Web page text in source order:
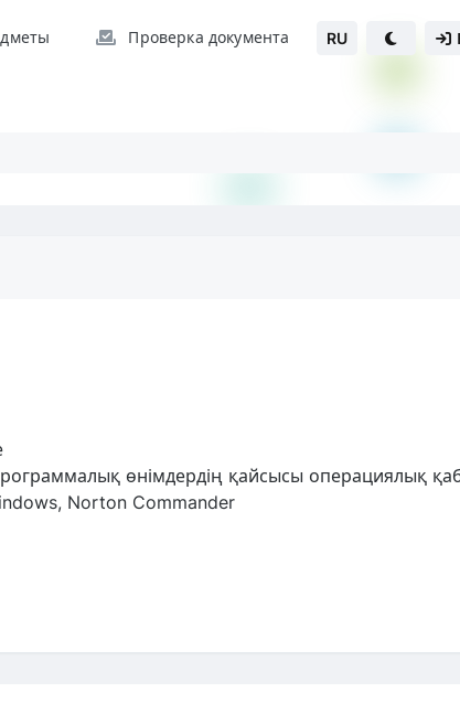
Проверка документа RU
өнімдердің қайсысы операциялық
Norton Commander